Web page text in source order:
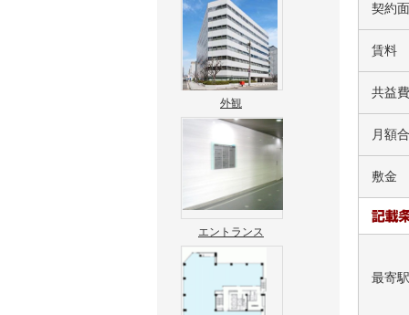
外観
エントランス
契約
賃料
共益費
月額
敷金
最寄駅